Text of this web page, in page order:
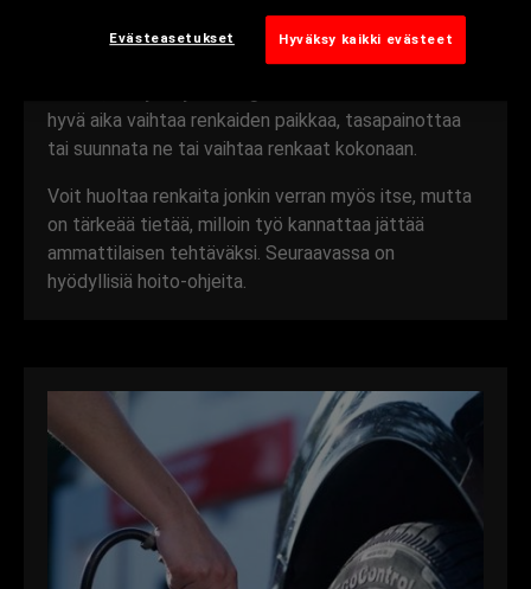
Jos havaitse kääntymis-, jarrutus- tai
käsittelyvaikeuksia märällä tiellä tai huomattavaa
hyvä aika vaihtaa renkaiden paikkaa, tasapainottaa
tai suunnata ne tai vaihtaa renkaat kokonaan.
Voit huoltaa renkaita jonkin verran myös itse, mutta
on tärkeää tietää, milloin työ kannattaa jättää
ammattilaisen tehtäväksi. Seuraavassa on
hyödyllisiä hoito-ohjeita.
Evästeasetukset Hyväksy kaikki evästeet